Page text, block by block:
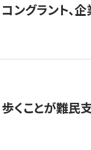
コングラント、
歩くことが難民